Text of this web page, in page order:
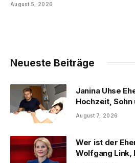
August 5, 2026
Neueste Beiträge
Janina Uhse
Hochzeit, Sohn
August 7, 2026
Wer ist der
Wolfgang Link,